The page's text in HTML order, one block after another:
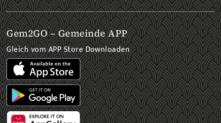
Gem2GO – Gemeinde APP
Gleich vom APP Store Downloaden